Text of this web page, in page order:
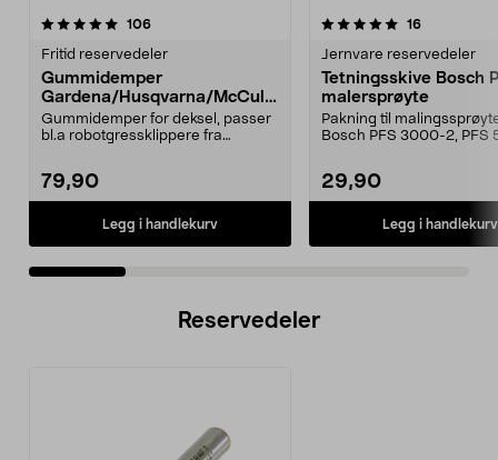
106anmeldelser
Fritid reservedeler
Gummidemper
Gardena/Husqvarna/McCullo
ch/Flymo
Gummidemper for deksel, passer
bl.a robotgressklippere fra
79,90
Legg i handlekurv
5.0 av 5 stjerner 16anmeldelser
Jernvare reservedeler
Tetningsskive Bosch
malersprøyte
Pakning til
Bosch PFS 3000-2, PFS
29,90
Legg i handlekurv
4.5 av 5 stjerner
Reservedeler